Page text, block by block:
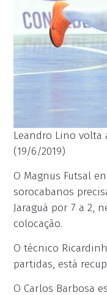
Leandro Lino volta
(19/6/2019)
O Magnus Futsal
sorocabanos
Jaraguá por 7 a 2,
colocação.
O técnico
partidas, está
O Carlos Barbosa